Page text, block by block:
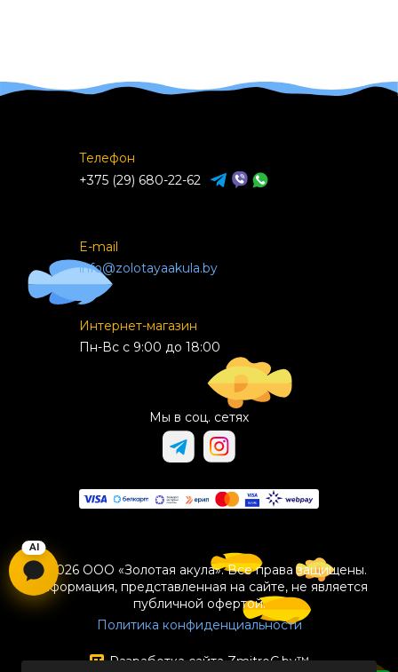
Телефон
+375 (29) 680-22-62
E-mail
info@zolotayaakula.by
Интернет-магазин
Пн-Вс с 9:00 до 18:00
Мы в соц. сетях
© 2026 ООО «Золотая акула». Все права защищены.
Информация, представленная на сайте, не является
публичной офертой.
Политика конфиденциальности
Разработка сайтаZmitroC.by™